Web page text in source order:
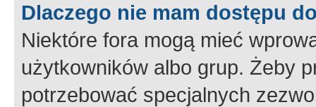
Dlaczego nie mam dostępu
Niektóre fora mogą mieć
użytkowników albo grup. Żeby
potrzebować specjalnych